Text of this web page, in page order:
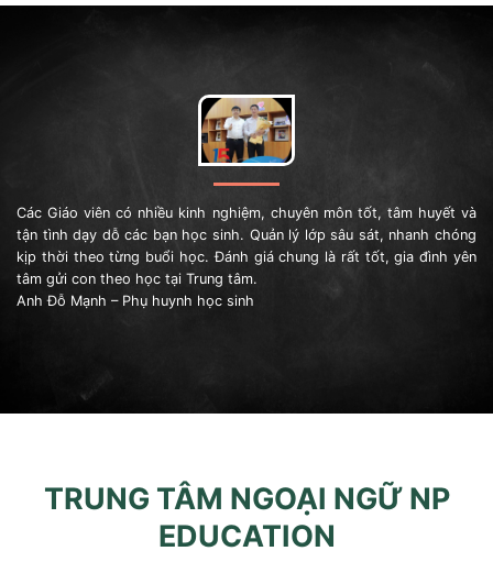
Các Giáo viên có nhiều kinh nghiệm, chuyên môn tốt, tâm huyết và
tận tình dạy dỗ các bạn học sinh. Quản lý lớp sâu sát, nhanh chóng
kịp thời theo từng buổi học. Đánh giá chung là rất tốt, gia đình yên
tâm gửi con theo học tại Trung tâm.
Anh Đỗ Mạnh – Phụ huynh học sinh
TRUNG TÂM NGOẠI NGỮ NP
EDUCATION